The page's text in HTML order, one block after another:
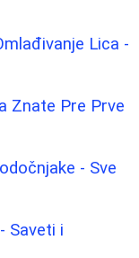
Lica -
Znate Pre Prve
- Sve
Saveti i